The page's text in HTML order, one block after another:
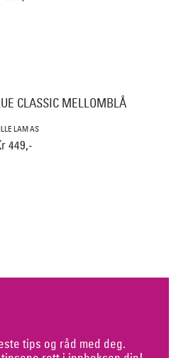
CLASSIC MELLOMBLÅ
LAM AS
449,-
tips og råd med deg.